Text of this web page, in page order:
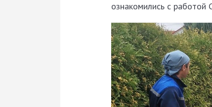
ознакомились с работой